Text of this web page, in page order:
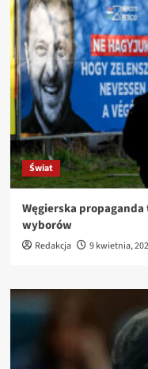
Świat
Węgierska propaganda
wyborów
Redakcja 9 kwietnia,